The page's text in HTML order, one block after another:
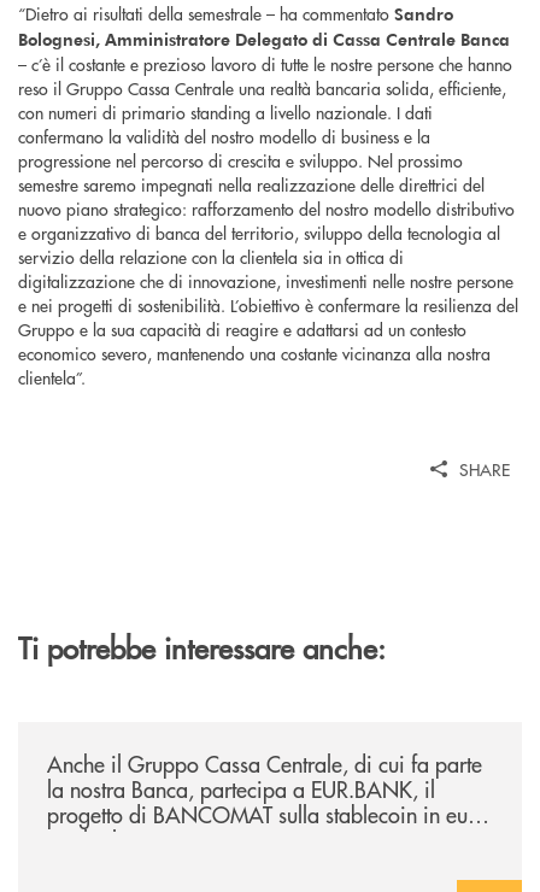
“Dietro ai risultati della semestrale – ha commentato Sandro
Bolognesi, Amministratore Delegato di Cassa Centrale Banca
– c’è il costante e prezioso lavoro di tutte le nostre persone che hanno
reso il Gruppo Cassa Centrale una realtà bancaria solida, efficiente,
con numeri di primario standing a livello nazionale. I dati
confermano la validità del nostro modello di business e la
progressione nel percorso di crescita e sviluppo. Nel prossimo
semestre saremo impegnati nella realizzazione delle direttrici del
nuovo piano strategico: rafforzamento del nostro modello distributivo
e organizzativo di banca del territorio, sviluppo della tecnologia al
servizio della relazione con la clientela sia in ottica di
digitalizzazione che di innovazione, investimenti nelle nostre persone
e nei progetti di sostenibilità. L’obiettivo è confermare la resilienza del
Gruppo e la sua capacità di reagire e adattarsi ad un contesto
economico severo, mantenendo una costante vicinanza alla nostra
clientela”.
SHARE
Ti potrebbe interessare anche:
Anche il Gruppo Cassa Centrale, di cui fa parte
la nostra Banca, partecipa a EUR.BANK, il
progetto di BANCOMAT sulla stablecoin in euro
e sul relativo ecosistema